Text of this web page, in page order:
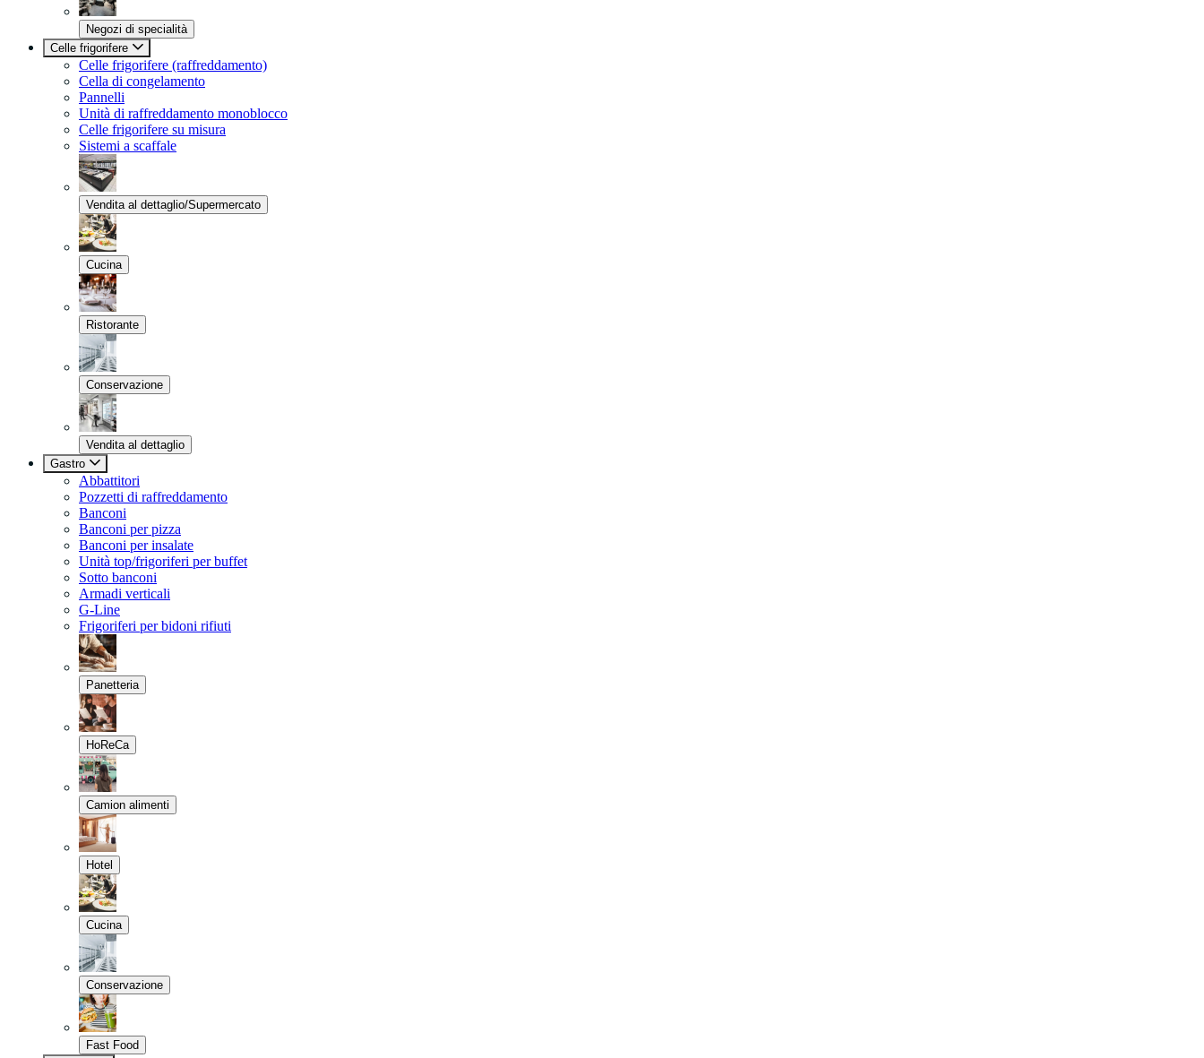
Negozi di specialità
Celle frigorifere
Celle frigorifere (raffreddamento)
Cella di congelamento
Pannelli
Unità di raffreddamento monoblocco
Celle frigorifere su misura
Sistemi a scaffale
Vendita al dettaglio/Supermercato
Cucina
Ristorante
Conservazione
Vendita al dettaglio
Gastro
Abbattitori
Pozzetti di raffreddamento
Banconi
Banconi per pizza
Banconi per insalate
Unità top/frigoriferi per buffet
Sotto banconi
Armadi verticali
G-Line
Frigoriferi per bidoni rifiuti
Panetteria
HoReCa
Camion alimenti
Hotel
Cucina
Conservazione
Fast Food